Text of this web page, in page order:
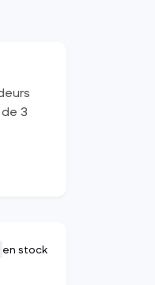
3
en stock